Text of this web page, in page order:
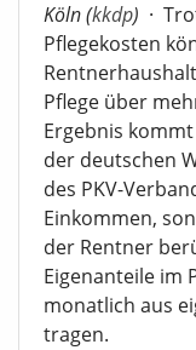
Köln (kkdp) ·
Pflegekosten
Pflege über
Ergebnis
der deutschen
des PKV-
Einkommen,
der Rentner
Eigenanteile im
monatlich aus
tragen.